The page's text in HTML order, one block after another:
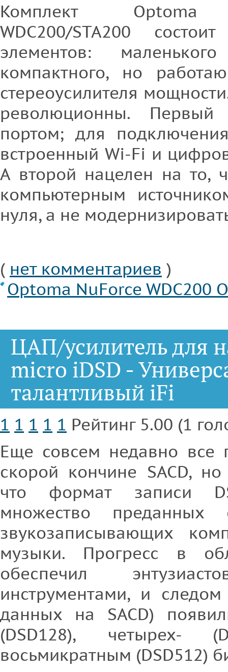
Комплект Optoma
WDC200/STA200
элементов:
компактного, но
стереоусилителя
революционны.
портом; для
встроенный Wi-Fi и
А второй нацелен на то,
компьютерным
нуля, а не
( нет комментариев )
Optoma NuForce WDC200
ЦАП/усилитель для
micro iDSD -
талантливый iFi
1 1 1 1 1 Рейтинг 5.00 (1
Еще совсем недавно все
скорой кончине SACD, но
что формат записи
множество преданных
звукозаписывающих
музыки. Прогресс в
обеспечил
инструментами, и
данных на SACD)
(DSD128), четырех-
восьмикратным (DSD512)